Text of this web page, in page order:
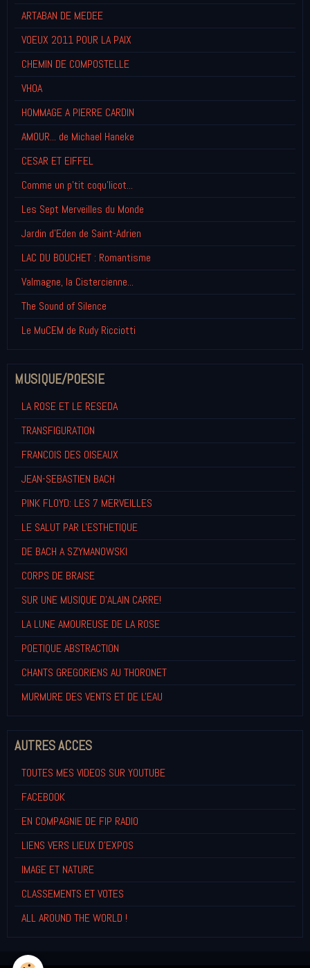
ARTABAN DE MEDEE
VOEUX 2011 POUR LA PAIX
CHEMIN DE COMPOSTELLE
VHOA
HOMMAGE A PIERRE CARDIN
AMOUR... de Michael Haneke
CESAR ET EIFFEL
Comme un p'tit coqu'licot...
Les Sept Merveilles du Monde
Jardin d'Eden de Saint-Adrien
LAC DU BOUCHET : Romantisme
Valmagne, la Cistercienne...
The Sound of Silence
Le MuCEM de Rudy Ricciotti
MUSIQUE/POESIE
LA ROSE ET LE RESEDA
TRANSFIGURATION
FRANCOIS DES OISEAUX
JEAN-SEBASTIEN BACH
PINK FLOYD: LES 7 MERVEILLES
LE SALUT PAR L'ESTHETIQUE
DE BACH A SZYMANOWSKI
CORPS DE BRAISE
SUR UNE MUSIQUE D'ALAIN CARRE!
LA LUNE AMOUREUSE DE LA ROSE
POETIQUE ABSTRACTION
CHANTS GREGORIENS AU THORONET
MURMURE DES VENTS ET DE L'EAU
AUTRES ACCES
TOUTES MES VIDEOS SUR YOUTUBE
FACEBOOK
EN COMPAGNIE DE FIP RADIO
LIENS VERS LIEUX D'EXPOS
IMAGE ET NATURE
CLASSEMENTS ET VOTES
ALL AROUND THE WORLD !